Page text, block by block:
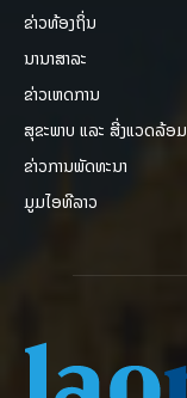
ຂ່າວທ້ອງຖິ່ນ
ນານາສາລະ
ຂ່າວເຫດການ
ສຸຂະພາບ ແລະ ສີ່ງແວດລ້ອມ
ຂ່າວການພັດທະນາ
ມູມໄອທີລາວ